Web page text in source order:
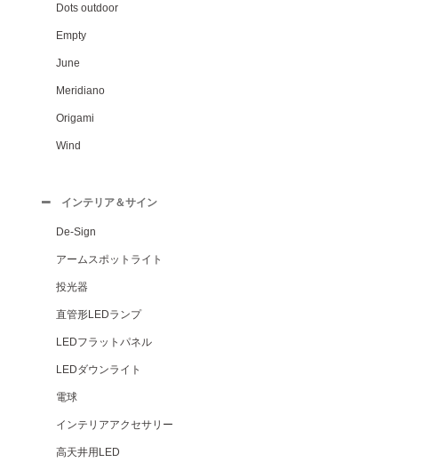
Dots outdoor
Empty
June
Meridiano
Origami
Wind
インテリア＆サイン
De-Sign
アームスポットライト
投光器
直管形LEDランプ
LEDフラットパネル
LEDダウンライト
電球
インテリアアクセサリー
高天井用LED